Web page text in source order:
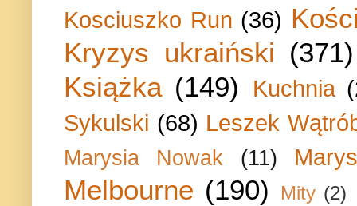
Kosciuszko Run (36)
Kryzys ukraiński (371)
Książka (149) Kuchnia
Sykulski (68) Leszek
Marysia Nowak (11)
Melbourne (190) Mity (2)